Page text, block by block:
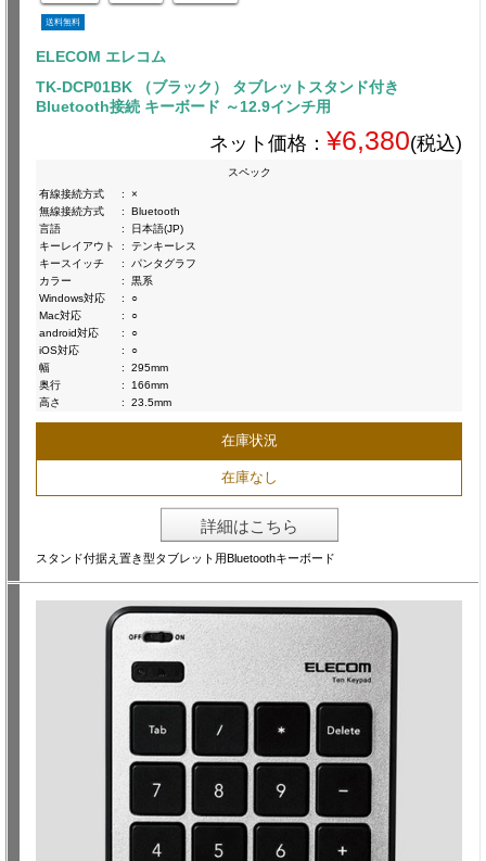
送料無料
ELECOM エレコム
TK-DCP01BK （ブラック） タブレットスタンド付き
Bluetooth接続 キーボード ～12.9インチ用
ネット価格： ¥6,380(税込)
スペック
有線接続方式
:
×
無線接続方式
:
Bluetooth
言語
:
日本語(JP)
キーレイアウト
:
テンキーレス
キースイッチ
:
パンタグラフ
カラー
:
黒系
Windows対応
:
○
Mac対応
:
○
android対応
:
○
iOS対応
:
○
幅
:
295mm
奥行
:
166mm
高さ
: 23.5mm
在庫状況
在庫なし
詳細はこちら
スタンド付据え置き型タブレット用Bluetoothキーボード